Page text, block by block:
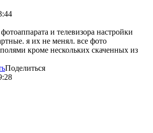
фотоаппарата и телевизора настройки
я их не менял. все фото
кроме нескольких скаченных из
Поделиться